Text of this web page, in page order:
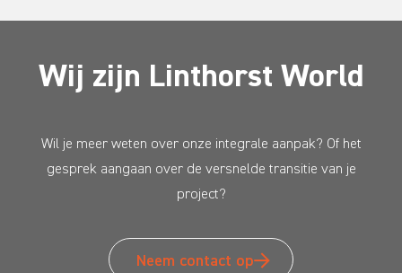
Wij zijn Linthorst World
Wil je meer weten over onze integrale aanpak? Of het
gesprek aangaan over de versnelde transitie van je
project?
Neem contact op